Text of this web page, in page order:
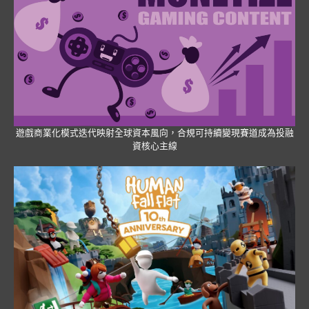
遊戲商業化模式迭代映射全球資本風向，合規可持續變現賽道成為投融
資核心主線